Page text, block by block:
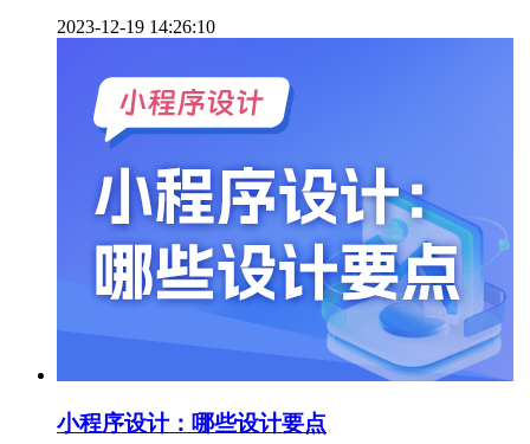
2023-12-19 14:26:10
小程序设计：哪些设计要点